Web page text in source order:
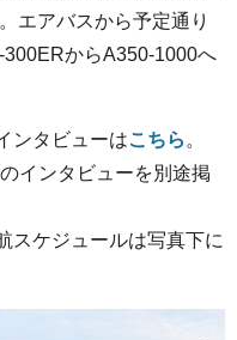
エアバスから予定通り
からA350-1000へ
ンタビューはこちら 。
インタビューを別途掲
スケジュールは写真下に